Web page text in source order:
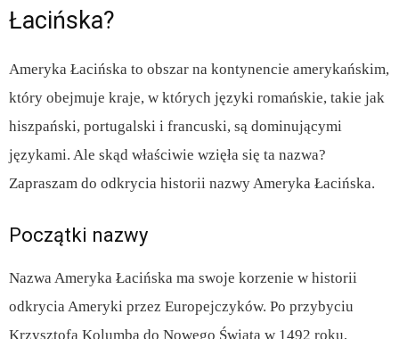
Łacińska?
Ameryka Łacińska to obszar na kontynencie amerykańskim,
który obejmuje kraje, w których języki romańskie, takie jak
hiszpański, portugalski i francuski, są dominującymi
językami. Ale skąd właściwie wzięła się ta nazwa?
Zapraszam do odkrycia historii nazwy Ameryka Łacińska.
Początki nazwy
Nazwa Ameryka Łacińska ma swoje korzenie w historii
odkrycia Ameryki przez Europejczyków. Po przybyciu
Krzysztofa Kolumba do Nowego Świata w 1492 roku,